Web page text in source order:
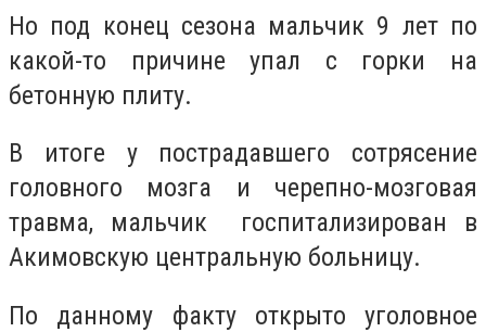
Но под конец сезона мальчик 9 лет по
какой-то причине упал с горки на
бетонную плиту.
В итоге у пострадавшего сотрясение
головного мозга и черепно-мозговая
травма, мальчик госпитализирован в
Акимовскую центральную больницу.
По данному факту открыто уголовное